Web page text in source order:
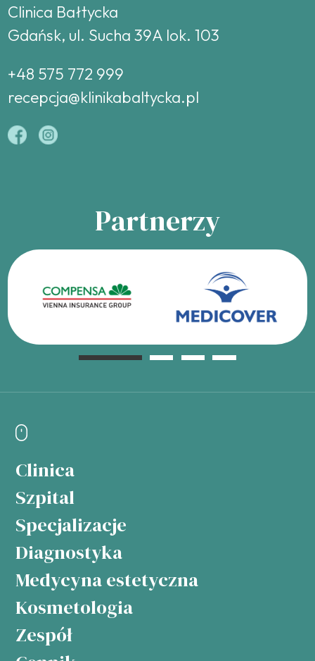
Clinica Bałtycka
Gdańsk, ul. Sucha 39A lok. 103
+48 575 772 999
recepcja@klinikabaltycka.pl
Partnerzy
Clinica
Szpital
Specjalizacje
Diagnostyka
Medycyna estetyczna
Kosmetologia
Zespół